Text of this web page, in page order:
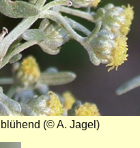
blühend (© A. Jagel)